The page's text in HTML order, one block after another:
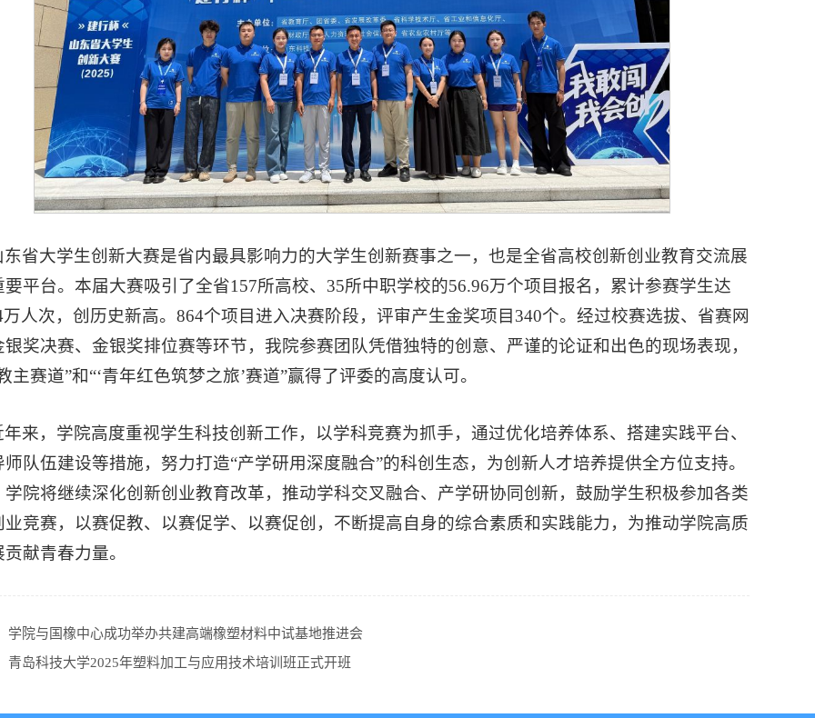
东省大学生创新大赛是省内最具影响力的大学生创新赛事之一，也是全省高校创新创业教育交流展
要平台。本届大赛吸引了全省157所高校、35所中职学校的56.96万个项目报名，累计参赛学生达
万人次，创历史新高。864个项目进入决赛阶段，评审产生金奖项目340个。经过校赛选拔、省赛网
银奖决赛、金银奖排位赛等环节，我院参赛团队凭借独特的创意、严谨的论证和出色的现场表现，
主赛道”和“‘青年红色筑梦之旅’赛道”赢得了评委的高度认可。
年来，学院高度重视学生科技创新工作，以学科竞赛为抓手，通过优化培养体系、搭建实践平台、
师队伍建设等措施，努力打造“产学研用深度融合”的科创生态，为创新人才培养提供全方位支持。
学院将继续深化创新创业教育改革，推动学科交叉融合、产学研协同创新，鼓励学生积极参加各类
业竞赛，以赛促教、以赛促学、以赛促创，不断提高自身的综合素质和实践能力，为推动学院高质
献青春力量。
学院与国橡中心成功举办共建高端橡塑材料中试基地推进会
青岛科技大学2025年塑料加工与应用技术培训班正式开班